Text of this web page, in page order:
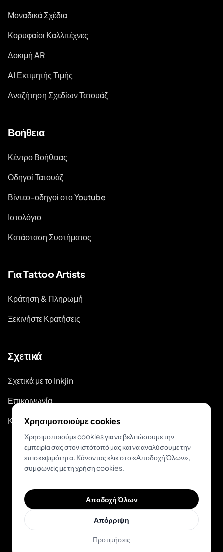
Μοναδικά Σχέδια
Κορυφαίοι Καλλιτέχνες
Δοκιμή AR
AI Εκτιμητής Τιμής
Αναζήτηση Σχεδίων Τατουάζ
Βοήθεια
Κέντρο Βοήθειας
Οδηγοί Τατουάζ
Βίντεο-οδηγοί στο Youtube
Ιστολόγιο
Κατάσταση Συστήματος
Για Tattoo Artists
Κράτηση & Πληρωμή
Ξεκινήστε Κρατήσεις
Σχετικά
Σχετικά με το Inkjin
Επικοινωνία
Κιτ Επωνυμίας
© 2026 Inkjin
Πολιτική ΑπορρήτουΌροι Χρήσης
Χρησιμοποιούμε cookies
Χρησιμοποιούμε cookies για να βελτιώσουμε την
εμπειρία σας στον ιστότοπό μας και να αναλύσουμε την
επισκεψιμότητα. Κάνοντας κλικ στο «Αποδοχή Όλων»,
συμφωνείς με τη χρήση cookies.
Αποδοχή Όλων
Απόρριψη
Προτιμήσεις